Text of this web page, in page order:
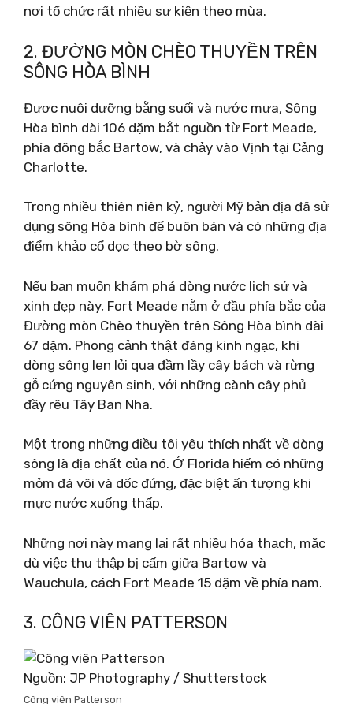
nơi tổ chức rất nhiều sự kiện theo mùa.
2. ĐƯỜNG MÒN CHÈO THUYỀN TRÊN
SÔNG HÒA BÌNH
Được nuôi dưỡng bằng suối và nước mưa, Sông
Hòa bình dài 106 dặm bắt nguồn từ Fort Meade,
phía đông bắc Bartow, và chảy vào Vịnh tại Cảng
Charlotte.
Trong nhiều thiên niên kỷ, người Mỹ bản địa đã sử
dụng sông Hòa bình để buôn bán và có những địa
điểm khảo cổ dọc theo bờ sông.
Nếu bạn muốn khám phá dòng nước lịch sử và
xinh đẹp này, Fort Meade nằm ở đầu phía bắc của
Đường mòn Chèo thuyền trên Sông Hòa bình dài
67 dặm. Phong cảnh thật đáng kinh ngạc, khi
dòng sông len lỏi qua đầm lầy cây bách và rừng
gỗ cứng nguyên sinh, với những cành cây phủ
đầy rêu Tây Ban Nha.
Một trong những điều tôi yêu thích nhất về dòng
sông là địa chất của nó. Ở Florida hiếm có những
mỏm đá vôi và dốc đứng, đặc biệt ấn tượng khi
mực nước xuống thấp.
Những nơi này mang lại rất nhiều hóa thạch, mặc
dù việc thu thập bị cấm giữa Bartow và
Wauchula, cách Fort Meade 15 dặm về phía nam.
3. CÔNG VIÊN PATTERSON
Nguồn: JP Photography / Shutterstock
Công viên Patterson